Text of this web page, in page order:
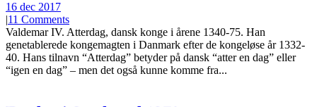
16 dec 2017
|11 Comments
Valdemar IV. Atterdag, dansk konge i årene 1340-75. Han
genetablerede kongemagten i Danmark efter de kongeløse år 1332-
40. Hans tilnavn “Atterdag” betyder på dansk “atter en dag” eller
“igen en dag” – men det også kunne komme fra...